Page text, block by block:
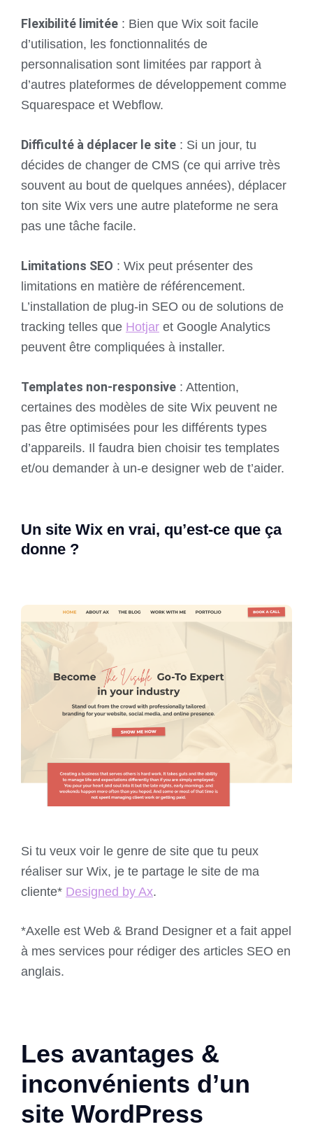
Flexibilité limitée : Bien que Wix soit facile
d’utilisation, les fonctionnalités de
personnalisation sont limitées par rapport à
d’autres plateformes de développement comme
Squarespace et Webflow.
Difficulté à déplacer le site : Si un jour, tu
décides de changer de CMS (ce qui arrive très
souvent au bout de quelques années), déplacer
ton site Wix vers une autre plateforme ne sera
pas une tâche facile.
Limitations SEO : Wix peut présenter des
limitations en matière de référencement.
L’installation de plug-in SEO ou de solutions de
tracking telles que Hotjar et Google Analytics
peuvent être compliquées à installer.
Templates non-responsive : Attention,
certaines des modèles de site Wix peuvent ne
pas être optimisées pour les différents types
d’appareils. Il faudra bien choisir tes templates
et/ou demander à un-e designer web de t’aider.
Un site Wix en vrai, qu’est-ce que ça
donne ?
Si tu veux voir le genre de site que tu peux
réaliser sur Wix, je te partage le site de ma
cliente* Designed by Ax.
*Axelle est Web & Brand Designer et a fait appel
à mes services pour rédiger des articles SEO en
anglais.
Les avantages &
inconvénients d’un
site WordPress